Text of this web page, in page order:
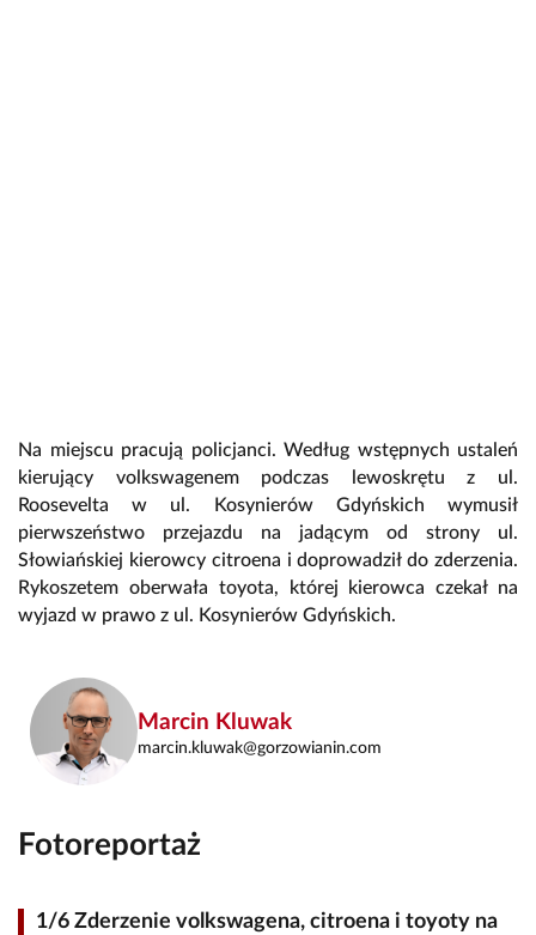
Na miejscu pracują policjanci. Według wstępnych ustaleń
kierujący volkswagenem podczas lewoskrętu z ul.
Roosevelta w ul. Kosynierów Gdyńskich wymusił
pierwszeństwo przejazdu na jadącym od strony ul.
Słowiańskiej kierowcy citroena i doprowadził do zderzenia.
Rykoszetem oberwała toyota, której kierowca czekał na
wyjazd w prawo z ul. Kosynierów Gdyńskich.
Marcin Kluwak
marcin.kluwak@gorzowianin.com
Fotoreportaż
1/6 Zderzenie volkswagena, citroena i toyoty na